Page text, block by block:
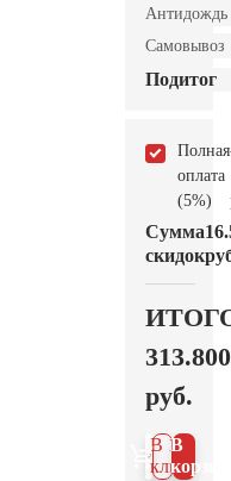
Антидождь
Самовывоз
Подитог
Полная
оплата
(5%)
Сумма
скидок
313.800
руб.
В
В 1
клик